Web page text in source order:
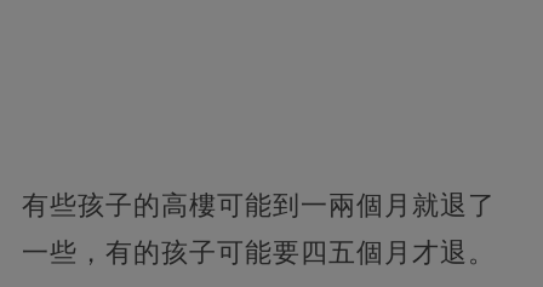
有些孩子的高樓可能到一兩個月就退了
一些，有的孩子可能要四五個月才退。